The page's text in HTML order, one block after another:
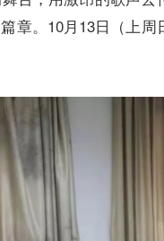
章。10月13日（上